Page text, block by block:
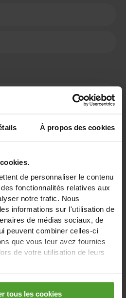
À propos des cookies
de personnaliser le contenu
fonctionnalités relatives aux
notre trafic. Nous
informations sur l'utilisation de
de médias sociaux, de
peuvent combiner celles-ci
que vous leur avez fournies
de votre utilisation de leurs
«Rejeter tous les cookies»,
tous les cookies à
tous les cookiesphotovoltaïques ?